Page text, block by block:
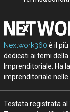
Nextwork360 è il
dedicati ai temi
Imprenditoriale. Ha
imprenditoriale
Testata registrata al